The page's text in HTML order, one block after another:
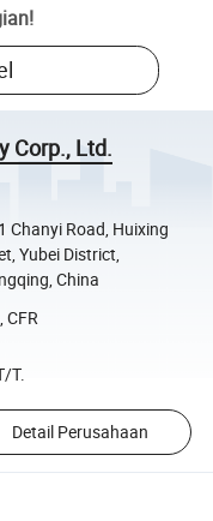
!
Corp., Ltd.
Chanyi Road, Huixing
Yubei District,
China
CFR
T.
Detail Perusahaan